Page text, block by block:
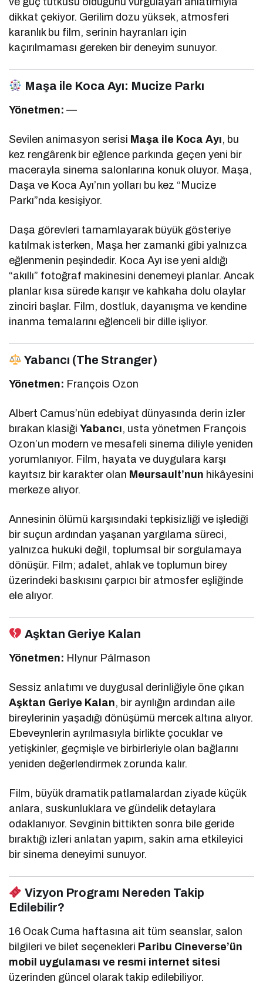
dikkat çekiyor. Gerilim dozu yüksek, atmosferi
karanlık bu film, serinin hayranları için
kaçırılmaması gereken bir deneyim sunuyor.
Maşa ile Koca Ayı: Mucize Parkı
Yönetmen: —
Sevilen animasyon serisi Maşa ile Koca Ayı, bu
kez rengârenk bir eğlence parkında geçen yeni bir
macerayla sinema salonlarına konuk oluyor. Maşa,
Daşa ve Koca Ayı’nın yolları bu kez “Mucize
Parkı”nda kesişiyor.
Daşa görevleri tamamlayarak büyük gösteriye
katılmak isterken, Maşa her zamanki gibi yalnızca
eğlenmenin peşindedir. Koca Ayı ise yeni aldığı
“akıllı” fotoğraf makinesini denemeyi planlar. Ancak
planlar kısa sürede karışır ve kahkaha dolu olaylar
zinciri başlar. Film, dostluk, dayanışma ve kendine
inanma temalarını eğlenceli bir dille işliyor.
Yabancı (The Stranger)
Yönetmen: François Ozon
Albert Camus’nün edebiyat dünyasında derin izler
bırakan klasiğiYabancı, usta yönetmen François
Ozon’un modern ve mesafeli sinema diliyle yeniden
yorumlanıyor. Film, hayata ve duygulara karşı
kayıtsız bir karakter olan Meursault’nun hikâyesini
merkeze alıyor.
Annesinin ölümü karşısındaki tepkisizliği ve işlediği
bir suçun ardından yaşanan yargılama süreci,
yalnızca hukuki değil, toplumsal bir sorgulamaya
dönüşür. Film; adalet, ahlak ve toplumun birey
üzerindeki baskısını çarpıcı bir atmosfer eşliğinde
ele alıyor.
Aşktan Geriye Kalan
Yönetmen: Hlynur Pálmason
Sessiz anlatımı ve duygusal derinliğiyle öne çıkan
Aşktan Geriye Kalan, bir ayrılığın ardından aile
bireylerinin yaşadığı dönüşümü mercek altına alıyor.
Ebeveynlerin ayrılmasıyla birlikte çocuklar ve
yetişkinler, geçmişle ve birbirleriyle olan bağlarını
yeniden değerlendirmek zorunda kalır.
Film, büyük dramatik patlamalardan ziyade küçük
anlara, suskunluklara ve gündelik detaylara
odaklanıyor. Sevginin bittikten sonra bile geride
bıraktığı izleri anlatan yapım, sakin ama etkileyici
bir sinema deneyimi sunuyor.
Vizyon Programı Nereden Takip
Edilebilir?
16 Ocak Cuma haftasına ait tüm seanslar, salon
bilgileri ve bilet seçenekleri Paribu Cineverse’ün
mobil uygulaması ve resmi internet sitesi
üzerinden güncel olarak takip edilebiliyor.